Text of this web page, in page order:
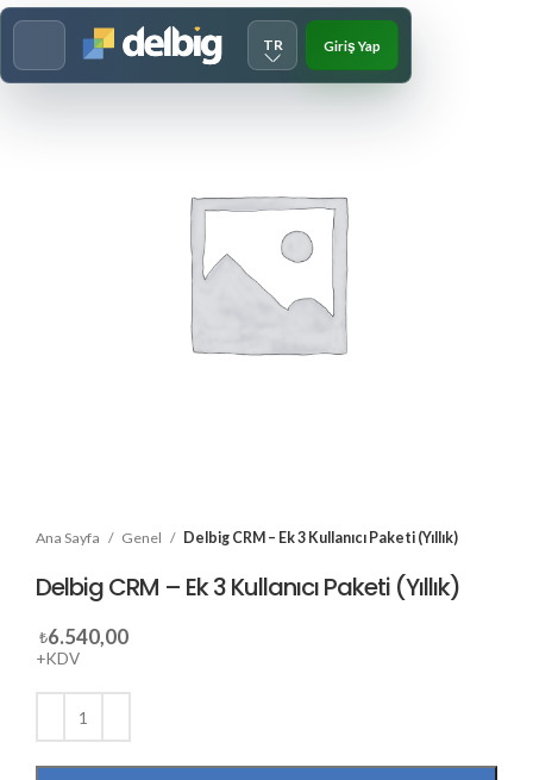
TR Giriş Yap
Ana Sayfa Genel Delbig CRM – Ek 3 Kullanıcı Paketi (Yıllık)
Delbig CRM – Ek 3 Kullanıcı Paketi (Yıllık)
₺6.540,00
+KDV